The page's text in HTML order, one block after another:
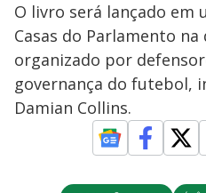
O livro será lançado em
Casas do Parlamento
organizado por
governança do futebol,
Damian Collins.